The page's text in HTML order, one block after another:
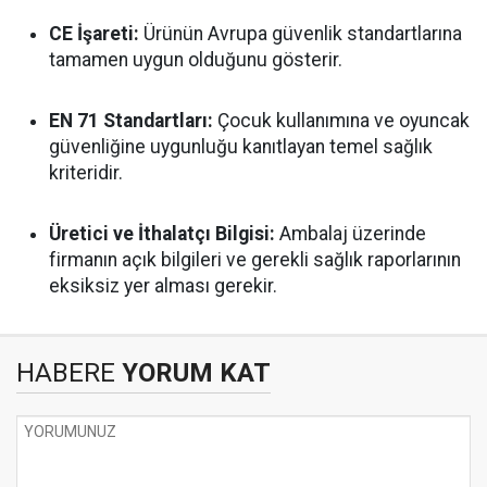
CE İşareti: Ürünün Avrupa güvenlik standartlarına
tamamen uygun olduğunu gösterir.
EN 71 Standartları: Çocuk kullanımına ve oyuncak
güvenliğine uygunluğu kanıtlayan temel sağlık
kriteridir.
Üretici ve İthalatçı Bilgisi: Ambalaj üzerinde
firmanın açık bilgileri ve gerekli sağlık raporlarının
eksiksiz yer alması gerekir.
HABERE YORUM KAT